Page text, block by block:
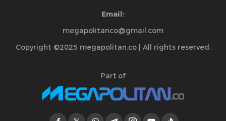
Email:
megapolitanco@gmail.com
Copyright ©2025 megapolitan.co | All rights reserved.
Part of